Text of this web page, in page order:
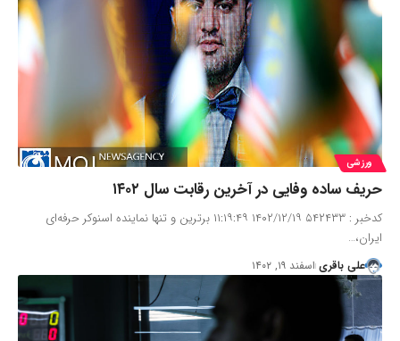
ورزشی
حریف ساده وفایی در آخرین رقابت سال ۱۴۰۲
کدخبر : ۵۴۲۴۳۳ ۱۴۰۲/۱۲/۱۹ ۱۱:۱۹:۴۹ برترین و تنها نماینده اسنوکر حرفه‌ای
ایران،…
علی باقری اسفند ۱۹, ۱۴۰۲